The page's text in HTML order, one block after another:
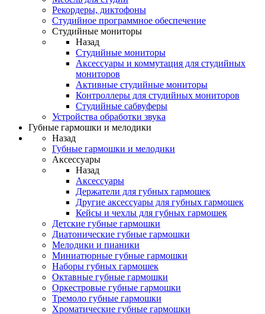
Рекордеры, диктофоны
Студийное программное обеспечение
Студийные мониторы
Назад
Студийные мониторы
Аксессуары и коммутация для студийных
мониторов
Активные студийные мониторы
Контроллеры для студийных мониторов
Студийные сабвуферы
Устройства обработки звука
Губные гармошки и мелодики
Назад
Губные гармошки и мелодики
Аксессуары
Назад
Аксессуары
Держатели для губных гармошек
Другие аксессуары для губных гармошек
Кейсы и чехлы для губных гармошек
Детские губные гармошки
Диатонические губные гармошки
Мелодики и пианики
Миниатюрные губные гармошки
Наборы губных гармошек
Октавные губные гармошки
Оркестровые губные гармошки
Тремоло губные гармошки
Хроматические губные гармошки